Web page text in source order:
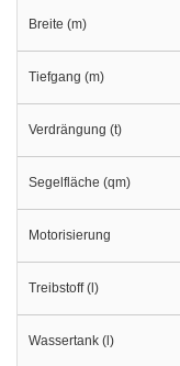
Breite (m)
Tiefgang (m)
Verdrängung (t)
Segelfläche (qm)
Motorisierung
Treibstoff (l)
Wassertank (l)